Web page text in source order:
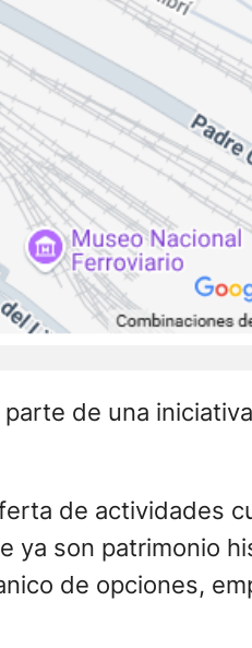
parte de una
de actividades
públicos y
con estas
desarrollo